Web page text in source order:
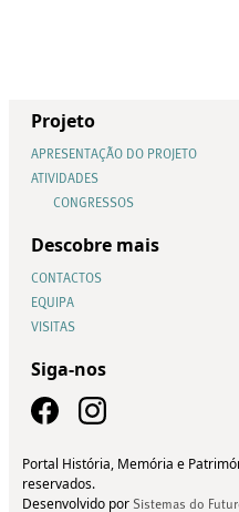
Projeto
APRESENTAÇÃO DO PROJETO
ATIVIDADES
CONGRESSOS
Descobre mais
CONTACTOS
EQUIPA
VISITAS
Siga-nos
Portal História, Memória e
reservados.
Desenvolvido por Sistemas do